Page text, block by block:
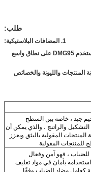
طلب:
1. المضافات البلاستيكية:
في معالجة EPE و PVC وأنواع البلاستيك الأخرى: يستخدم DMG95 على نطاق واسع
والليونة والخصائص
جيد ، خاصة بين السطح
التشكيل والراتنج ، والذي يمكن أن
المنتجات المقولبة بالبثق ويعزز
للمنتجات المقولبة
، فهو آمن وفعال
استخدامه بأمان في مواد تغليف
كعامل مضاد للضباب.وفقًا